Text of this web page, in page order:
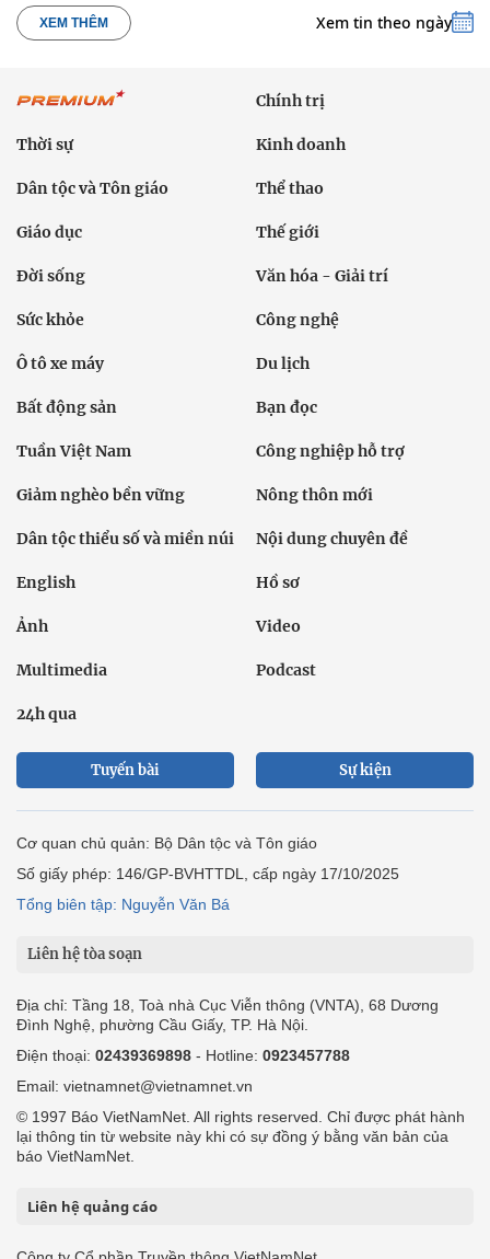
XEM THÊM Xem tin theo ngày
Chính trị
Thời sự Kinh doanh
Dân tộc và Tôn giáo Thể thao
Giáo dục Thế giới
Đời sống Văn hóa - Giải trí
Sức khỏe Công nghệ
Ô tô xe máy Du lịch
Bất động sản Bạn đọc
Tuần Việt Nam Công nghiệp hỗ trợ
Giảm nghèo bền vững Nông thôn mới
Dân tộc thiểu số và miền núi Nội dung chuyên đề
English Hồ sơ
Ảnh Video
Multimedia Podcast
24h qua
Tuyến bài Sự kiện
Cơ quan chủ quản: Bộ Dân tộc và Tôn giáo
Số giấy phép: 146/GP-BVHTTDL, cấp ngày 17/10/2025
Tổng biên tập: Nguyễn Văn Bá
Liên hệ tòa soạn
Địa chỉ: Tầng 18, Toà nhà Cục Viễn thông (VNTA), 68 Dương
Đình Nghệ, phường Cầu Giấy, TP. Hà Nội.
Điện thoại: 02439369898 - Hotline: 0923457788
Email: vietnamnet@vietnamnet.vn
© 1997 Báo VietNamNet. All rights reserved. Chỉ được phát hành
lại thông tin từ website này khi có sự đồng ý bằng văn bản của
báo VietNamNet.
Liên hệ quảng cáo